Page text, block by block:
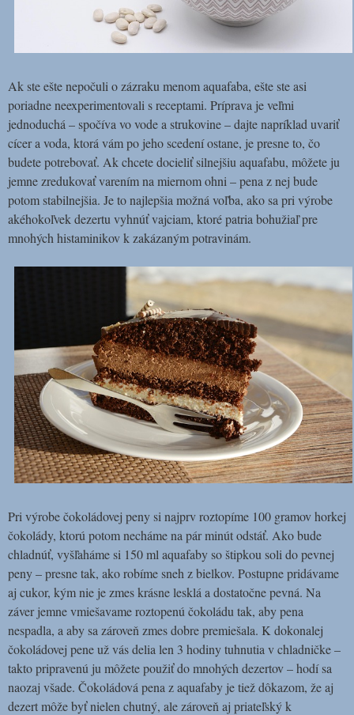
Ak ste ešte nepočuli o zázraku menom aquafaba, ešte ste asi
poriadne neexperimentovali s receptami. Príprava je veľmi
jednoduchá – spočíva vo vode a strukovine – dajte napríklad uvariť
cícer a voda, ktorá vám po jeho scedení ostane, je presne to, čo
budete potrebovať. Ak chcete docieliť silnejšiu aquafabu, môžete ju
jemne zredukovať varením na miernom ohni – pena z nej bude
potom stabilnejšia. Je to najlepšia možná voľba, ako sa pri výrobe
akéhokoľvek dezertu vyhnúť vajciam, ktoré patria bohužiaľ pre
mnohých histaminikov k zakázaným potravinám.
Pri výrobe čokoládovej peny si najprv roztopíme 100 gramov horkej
čokolády, ktorú potom necháme na pár minút odstáť. Ako bude
chladnúť, vyšľaháme si 150 ml aquafaby so štipkou soli do pevnej
peny – presne tak, ako robíme sneh z bielkov. Postupne pridávame
aj cukor, kým nie je zmes krásne lesklá a dostatočne pevná. Na
záver jemne vmiešavame roztopenú čokoládu tak, aby pena
nespadla, a aby sa zároveň zmes dobre premiešala. K dokonalej
čokoládovej pene už vás delia len 3 hodiny tuhnutia v chladničke –
takto pripravenú ju môžete použiť do mnohých dezertov – hodí sa
naozaj všade. Čokoládová pena z aquafaby je tiež dôkazom, že aj
dezert môže byť nielen chutný, ale zároveň aj priateľský k